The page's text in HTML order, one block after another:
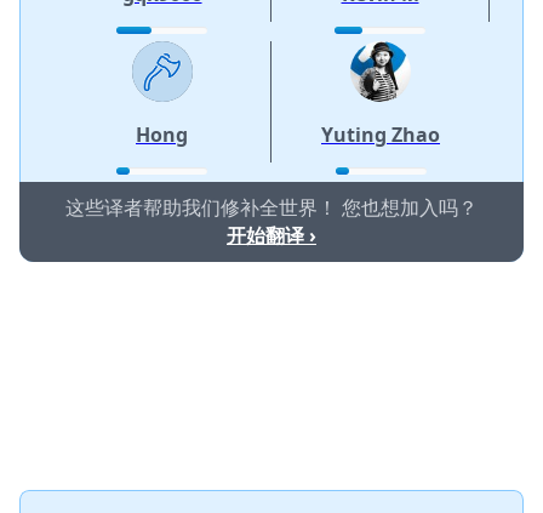
Hong Yuting Zhao
这些译者帮助我们修补全世界！ 您也想加入吗？
开始翻译 ›